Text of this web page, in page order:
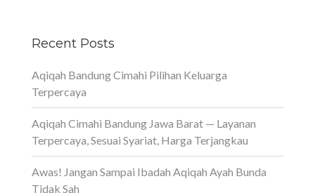
Recent Posts
Aqiqah Bandung Cimahi Pilihan Keluarga
Terpercaya
Aqiqah Cimahi Bandung Jawa Barat — Layanan
Terpercaya, Sesuai Syariat, Harga Terjangkau
Awas! Jangan Sampai Ibadah Aqiqah Ayah Bunda
Tidak Sah